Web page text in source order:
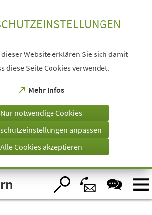
Website erklären Sie sich damit
diese Seite Cookies verwendet.
Mehr Infos
(Öffnet
einem
Tab)
Nur notwendige Cookies
anpassen
Alle Cookies akzeptieren